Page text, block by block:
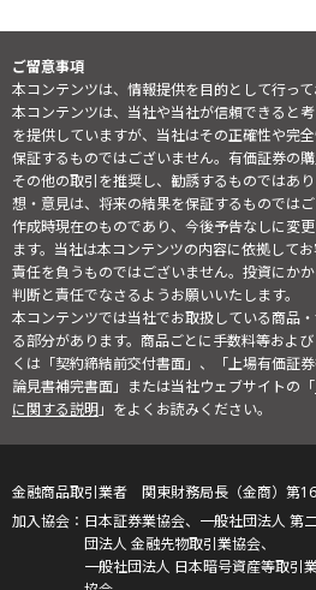
ご留意事項
本コンテンツは、情報提供を目的として行って
本コンテンツは、当社や当社が信頼できると
を提供していますが、当社はその正確性や完
保証するものではございません。有価証券の
その他の取引を推奨し、勧誘するものではあ
想・意見は、将来の結果を保証するものでは
作成時現在のものであり、今後予告なしに変
ます。当社は本コンテンツの内容に依拠して
責任を負うものではございません。投資にか
判断と責任でなさるようお願いいたします。
本コンテンツでは当社でお取扱している商品
る部分があります。商品ごとに手数料等およ
くは「契約締結前交付書面」、「上場有価証
論見書補完書面」または当社ウェブサイトの「
に関する説明」をよくお読みください。
金融商品取引業者 関東財務局長（金商）第
日本証券業協会、一般社団法人 第
団法人 金融先物取引業協会、
一般社団法人 日本暗号資産等取引